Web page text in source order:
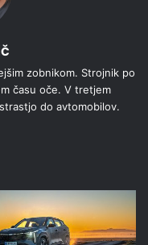
zobnikom. Strojnik po
času oče. V tretjem
do avtomobilov.